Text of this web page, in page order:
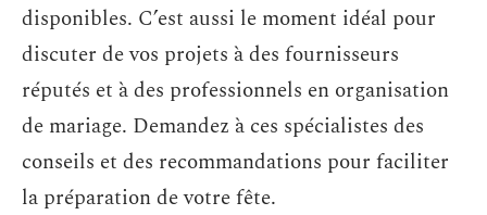
disponibles. C’est aussi le moment idéal pour
discuter de vos projets à des fournisseurs
réputés et à des professionnels en organisation
de mariage. Demandez à ces spécialistes des
conseils et des recommandations pour faciliter
la préparation de votre fête.